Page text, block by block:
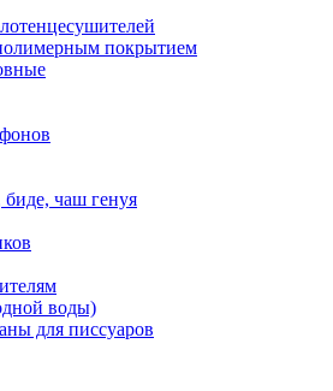
покрытием
чаш генуя
воды)
для писсуаров